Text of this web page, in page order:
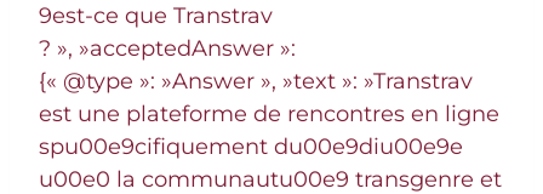
9est-ce que Transtrav
? », »acceptedAnswer »:
{« @type »: »Answer », »text »: »Transtrav
est une plateforme de rencontres en ligne
spu00e9cifiquement du00e9diu00e9e
u00e0 la communautu00e9 transgenre et